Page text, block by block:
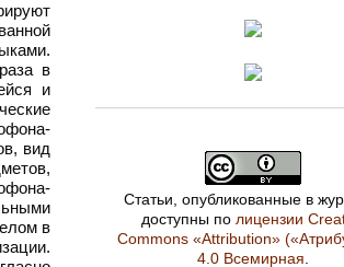
в
и
вид
в
Статьи, опубликованные в
доступны по лицензии
Commons «Attribution»
4.0 Всемирная.